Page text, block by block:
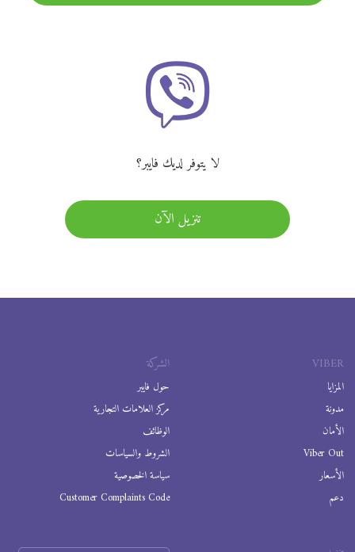
لا يتوفر لديك فايبر؟
تنزيل الآن
VIBER
المزايا
مدونة
الأمان
Viber Out
الأسعار
دعم
الشركة
حول فايبر
مركز العلامات التجارية
الوظائف
الشروط والسياسات
سياسة الخصوصية
Customer Complaints Code